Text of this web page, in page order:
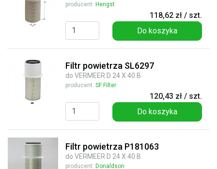
producent: Hengst
118,62 zł / szt.
Do koszyka
Filtr powietrza SL6297
do VERMEER D 24 X 40 B
producent: SF Filter
120,43 zł / szt.
Do koszyka
Filtr powietrza P181063
do VERMEER D 24 X 40 B
producent: Donaldson